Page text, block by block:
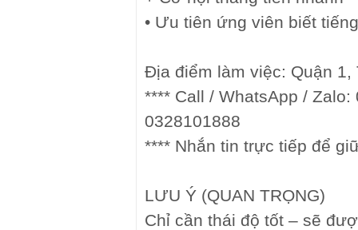
• Ưu tiên ứng viên biết
Địa điểm làm việc: Quận 1,
**** Call / WhatsApp / Zalo:
0328101888
**** Nhắn tin trực tiếp để
LƯU Ý (QUAN TRỌNG)
Chỉ cần thái độ tốt – sẽ